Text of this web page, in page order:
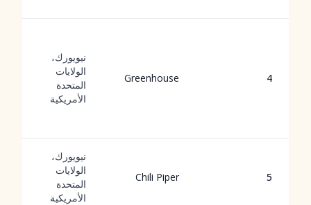
4
Greenhouse
نيويورك،
الولايات
المتحدة
الأمريكية
5
Chili Piper
نيويورك،
الولايات
المتحدة
الأمريكية